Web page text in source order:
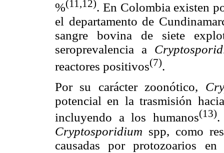
%(11,12). En Colombia existen
el departamento de
sangre bovina de siete
seroprevalencia a
reactores positivos(7).
Por su carácter zoonótico,
potencial en la trasmisión
incluyendo a los humanos(13).
Cryptosporidium spp, como
causadas por protozoarios